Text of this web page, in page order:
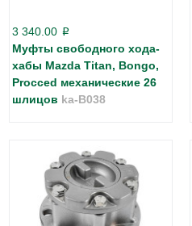
3 340.00 p
Муфты свободного хода-
хабы Mazda Titan, Bongo,
Procced механические 26
шлицов ka-B038